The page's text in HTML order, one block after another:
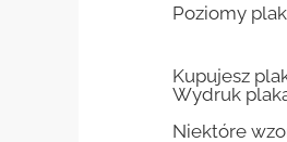
Poziomy
Kupujesz
Wydruk
Niektóre